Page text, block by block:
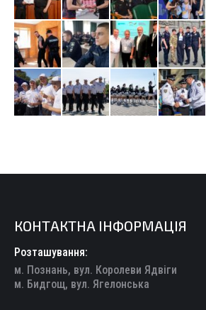
КОНТАКТНА ІНФОРМАЦІЯ
Розташування:
м. Познань, вул. Королеви Ядвіги
м. Бидгощ, вул. Ягелонська